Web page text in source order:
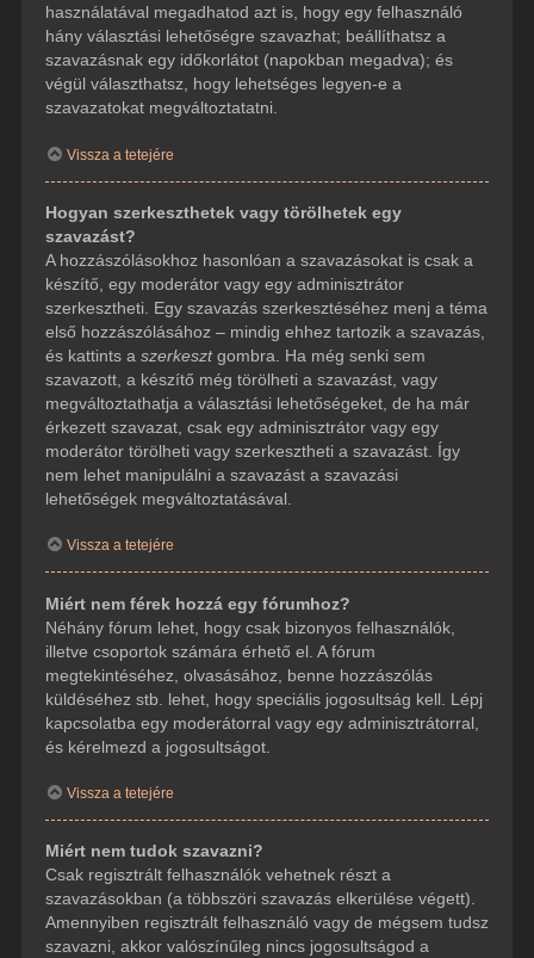
használatával megadhatod azt is, hogy egy felhasználó
hány választási lehetőségre szavazhat; beállíthatsz a
szavazásnak egy időkorlátot (napokban megadva); és
végül választhatsz, hogy lehetséges legyen-e a
szavazatokat megváltoztatatni.
Vissza a tetejére
Hogyan szerkeszthetek vagy törölhetek egy
szavazást?
A hozzászólásokhoz hasonlóan a szavazásokat is csak a
készítő, egy moderátor vagy egy adminisztrátor
szerkesztheti. Egy szavazás szerkesztéséhez menj a téma
első hozzászólásához – mindig ehhez tartozik a szavazás,
és kattints a szerkesztgombra. Ha még senki sem
szavazott, a készítő még törölheti a szavazást, vagy
megváltoztathatja a választási lehetőségeket, de ha már
érkezett szavazat, csak egy adminisztrátor vagy egy
moderátor törölheti vagy szerkesztheti a szavazást. Így
nem lehet manipulálni a szavazást a szavazási
lehetőségek megváltoztatásával.
Vissza a tetejére
Miért nem férek hozzá egy fórumhoz?
Néhány fórum lehet, hogy csak bizonyos felhasználók,
illetve csoportok számára érhető el. A fórum
megtekintéséhez, olvasásához, benne hozzászólás
küldéséhez stb. lehet, hogy speciális jogosultság kell. Lépj
kapcsolatba egy moderátorral vagy egy adminisztrátorral,
és kérelmezd a jogosultságot.
Vissza a tetejére
Miért nem tudok szavazni?
Csak regisztrált felhasználók vehetnek részt a
szavazásokban (a többszöri szavazás elkerülése végett).
Amennyiben regisztrált felhasználó vagy de mégsem tudsz
szavazni, akkor valószínűleg nincs jogosultságod a